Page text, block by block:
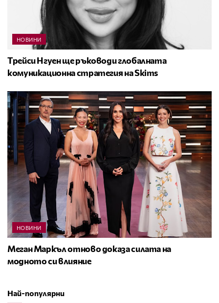
НОВИНИ
Трейси Нгуен ще ръководи глобалната
комуникационна стратегия на Skims
НОВИНИ
Меган Маркъл отново доказа силата на
модното си влияние
Най-популярни